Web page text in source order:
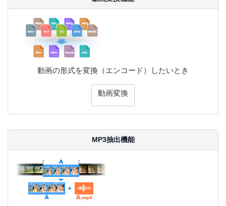
動画の形式を変換（エンコード）したいとき
動画変換
MP3抽出機能